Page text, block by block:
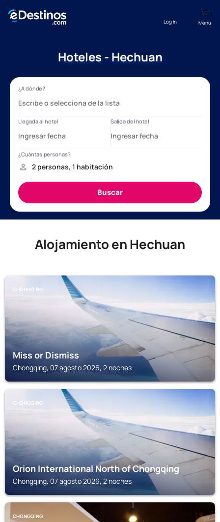
Menú
Log in
Hoteles - Hechuan
Alojamiento en Hechuan
CHONGQING
Miss or Dismiss
Chongqing, 07 agosto 2026, 2 noches
CHONGQING
Orion International North of Chongqing
Chongqing, 07 agosto 2026, 2 noches
CHONGQING